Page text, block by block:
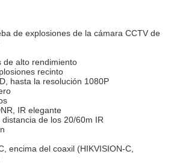
de explosiones de la cámara CCTV de
de alto rendimiento
recinto
hasta la resolución 1080P
IR elegante
distancia de los 20/60m IR
encima del coaxil (HIKVISION-C,